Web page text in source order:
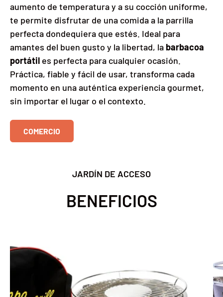
aumento de temperatura y a su cocción uniforme,
te permite disfrutar de una comida a la parrilla
perfecta dondequiera que estés. Ideal para
amantes del buen gusto y la libertad, la barbacoa
portátil es perfecta para cualquier ocasión.
Práctica, fiable y fácil de usar, transforma cada
momento en una auténtica experiencia gourmet,
sin importar el lugar o el contexto.
COMERCIO
JARDÍN DE ACCESO
BENEFICIOS